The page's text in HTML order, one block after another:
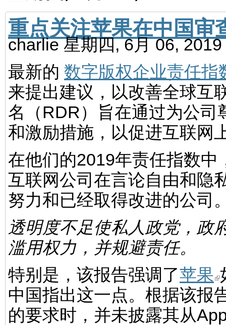
重点关注苹果在中国审
charlie星期四, 6月 06, 2019
最新的 数字版权企业责任指
来提出建议，以改善全球互
名（RDR）旨在通过为公司
和激励措施，以促进互联网
在他们的2019年责任指数
互联网公司在言论自由和隐
努力和已经取得改进的公司
透明度不足使私人政党，政
滥用权力，并规避责任。
特别是，该报告强调了苹果
中国指出这一点。根据该报
的要求时，并未披露其从